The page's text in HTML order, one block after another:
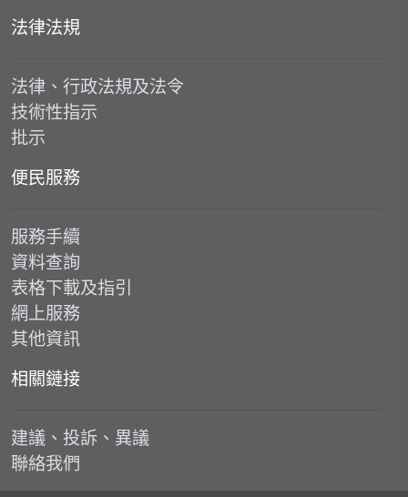
法律法規
法律、行政法規及法令
技術性指示
批示
便民服務
服務手續
資料查詢
表格下載及指引
網上服務
其他資訊
相關鏈接
建議、投訴、異議
聯絡我們